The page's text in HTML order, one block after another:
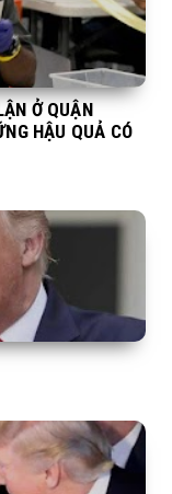
Ở QUẬN
HẬU QUẢ CÓ